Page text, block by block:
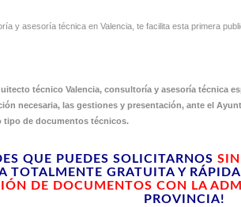
y asesoría técnica en Valencia, te facilita esta primera
técnico Valencia, consultoría y asesoría técnica
necesaria, las gestiones y presentación, ante el
de documentos técnicos.
QUE PUEDES SOLICITARNOS
TOTALMENTE GRATUITA Y
DE DOCUMENTOS CON LA
PROVINCIA!